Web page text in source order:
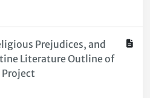
Prejudices, and
Literature Outline of
Project